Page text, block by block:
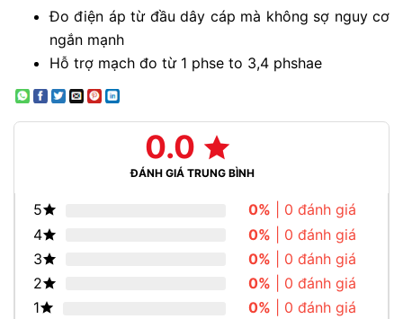
Đo điện áp từ đầu dây cáp mà không sợ nguy cơ
ngắn mạnh
Hỗ trợ mạch đo từ 1 phse to 3,4 phshae
0.0
ĐÁNH GIÁ TRUNG BÌNH
5 0% | 0 đánh giá
4
0% | 0 đánh giá
3
0% | 0 đánh giá
2
0% | 0 đánh giá
1
0% | 0 đánh giá